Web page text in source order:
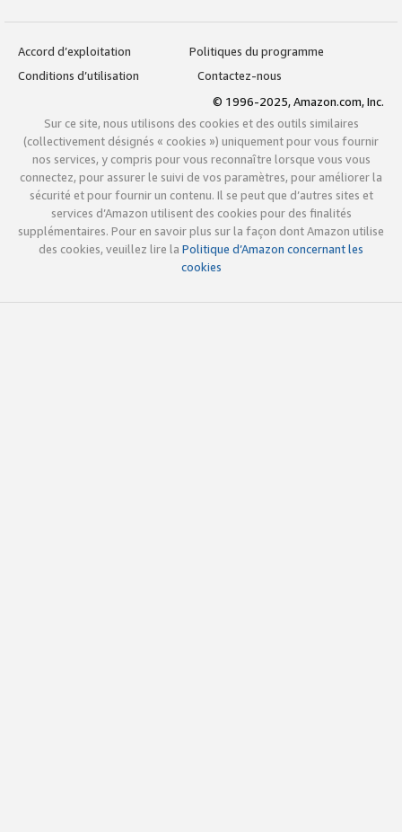
Accord d’exploitation
Politiques du programme
Conditions d’utilisation
Contactez-nous
© 1996-2025, Amazon.com, Inc.
Sur ce site, nous utilisons des cookies et des outils similaires
(collectivement désignés « cookies ») uniquement pour vous fournir
nos services, y compris pour vous reconnaître lorsque vous vous
connectez, pour assurer le suivi de vos paramètres, pour améliorer la
sécurité et pour fournir un contenu. Il se peut que d’autres sites et
services d’Amazon utilisent des cookies pour des finalités
supplémentaires. Pour en savoir plus sur la façon dont Amazon utilise
des cookies, veuillez lire la Politique d’Amazon concernant les
cookies